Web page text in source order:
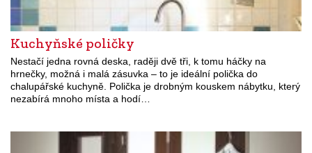
Kuchyňské poličky
Nestačí jedna rovná deska, raději dvě tři, k tomu háčky na
hrnečky, možná i malá zásuvka – to je ideální polička do
chalupářské kuchyně. Polička je drobným kouskem nábytku, který
nezabírá mnoho místa a hodí…